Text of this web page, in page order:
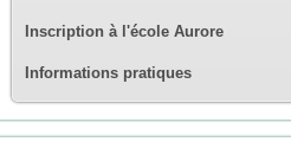
Inscription à l'école Aurore
Informations pratiques